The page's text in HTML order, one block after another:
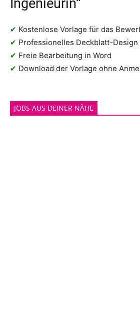
Ingenieurin“
✔ Kostenlose Vorlage für das
✔ Professionelles Deckblatt-
✔ Freie Bearbeitung in Word
✔ Download der Vorlage ohne
JOBS AUS DEINER NÄHE